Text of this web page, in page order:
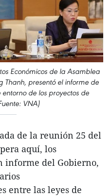
Económicos de la Asamblea
Thanh, presentó el informe de
de los proyectos de
VNA)
de la reunión 25 del
aquí, los
informe del Gobierno,
entre las leyes de